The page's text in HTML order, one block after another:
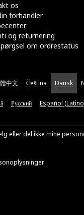
os
forhandler
og returnering
om ordrestatus
中文 Čeština Dansk
Русский Español
eller del ikke mine